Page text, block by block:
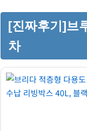
[진짜후기]브
차